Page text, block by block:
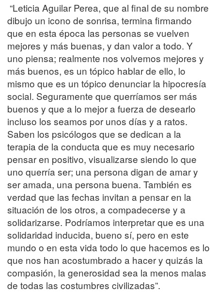
“Leticia Aguilar Perea, que al final de su nombre
dibujo un icono de sonrisa, termina firmando
que en esta época las personas se vuelven
mejores y más buenas, y dan valor a todo. Y
uno piensa; realmente nos volvemos mejores y
más buenos, es un tópico hablar de ello, lo
mismo que es un tópico denunciar la hipocresía
social. Seguramente que querríamos ser más
buenos y que a lo mejor a fuerza de desearlo
incluso los seamos por unos días y a ratos.
Saben los psicólogos que se dedican a la
terapia de la conducta que es muy necesario
pensar en positivo, visualizarse siendo lo que
uno querría ser; una persona digan de amar y
ser amada, una persona buena. También es
verdad que las fechas invitan a pensar en la
situación de los otros, a compadecerse y a
solidarizarse. Podríamos interpretar que es una
solidaridad inducida, bueno sí, pero en este
mundo o en esta vida todo lo que hacemos es lo
que nos han acostumbrado a hacer y quizás la
compasión, la generosidad sea la menos malas
de todas las costumbres civilizadas”.